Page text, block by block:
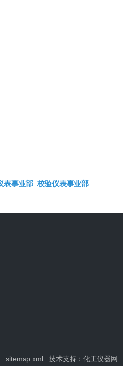
表事业部 校验仪表事业部
sitemap.xml 技术支持： 化工仪器网